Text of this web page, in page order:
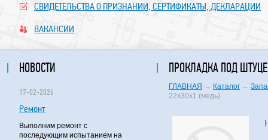
СВИДЕТЕЛЬСТВА О ПРИЗНАНИИ, СЕРТИФИКАТЫ, ДЕКЛАРАЦИИ
ВАКАНСИИ
НОВОСТИ
17-02-2026
Ремонт
Выполним ремонт с
последующим испытанием на
ПРОКЛАДКА ПОД
ГЛАВНАЯ → Каталог →
22х30х1 (медь)